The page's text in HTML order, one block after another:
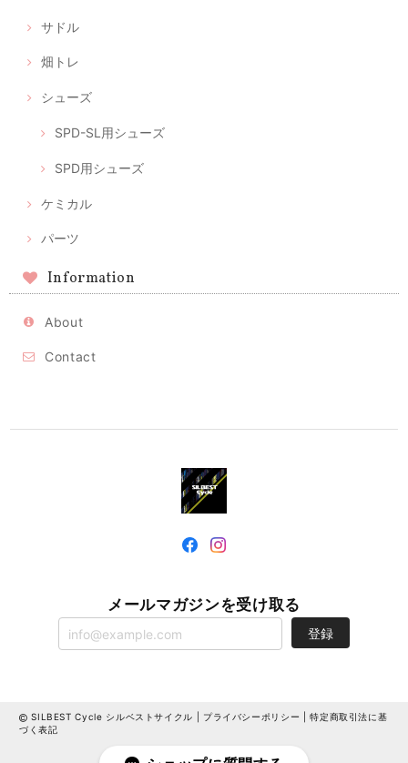
サドル
畑トレ
シューズ
SPD-SL用シューズ
SPD用シューズ
ケミカル
パーツ
Information
About
Contact
メールマガジンを受け取る
登録
SILBEST Cycle シルベストサイクル | プライバシーポリシー |特定商取引法に基
づく表記